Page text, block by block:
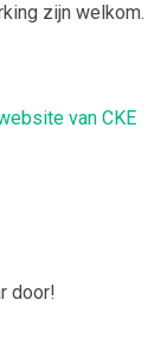
zijn welkom.
van CKE
door!